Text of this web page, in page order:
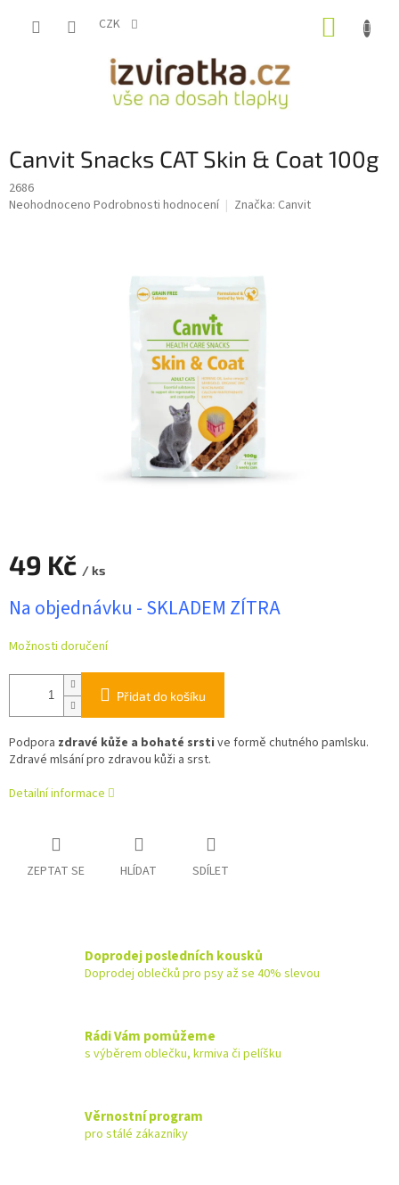
CZK
Canvit Snacks CAT Skin & Coat 100g
2686
Průměrné
Neohodnoceno Podrobnosti hodnocení Značka: Canvit
49 Kč / ks
cena:
Na objednávku - SKLADEM ZÍTRA
Možnosti doručení
Přidat do košíku
Podpora zdravé kůže a bohaté srsti ve formě chutného pamlsku.
Zdravé mlsání pro zdravou kůži a srst.
Detailní informace
ZEPTAT SE HLÍDAT SDÍLET
Doprodej posledních kousků
Doprodej oblečků pro psy až se 40% slevou
Rádi Vám pomůžeme
s výběrem oblečku, krmiva či pelíšku
Věrnostní program
pro stálé zákazníky